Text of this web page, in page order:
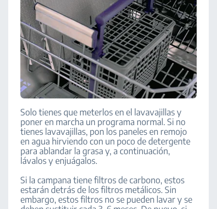
Solo tienes que meterlos en el lavavajillas y
poner en marcha un programa normal. Si no
tienes lavavajillas, pon los paneles en remojo
en agua hirviendo con un poco de detergente
para ablandar la grasa y, a continuación,
lávalos y enjuágalos.
Si la campana tiene filtros de carbono, estos
estarán detrás de los filtros metálicos. Sin
embargo, estos filtros no se pueden lavar y se